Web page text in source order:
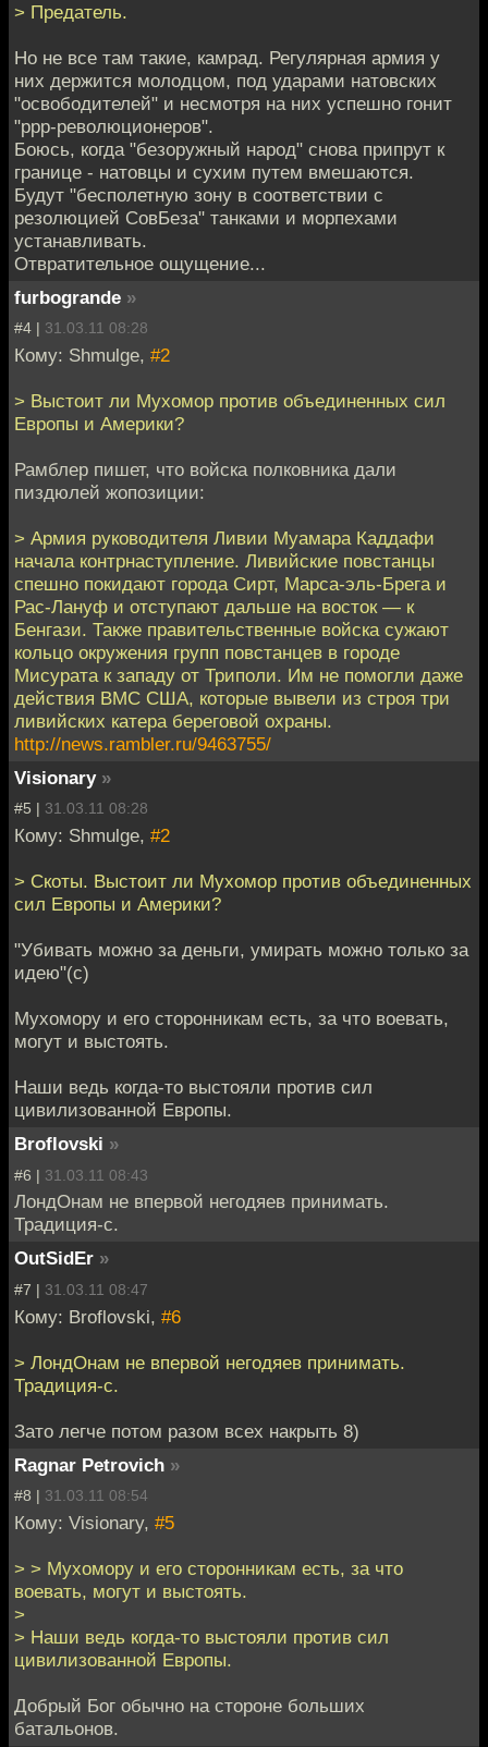
> Предатель.
Но не все там такие, камрад. Регулярная армия у
них держится молодцом, под ударами натовских
"освободителей" и несмотря на них успешно гонит
"ррр-революционеров".
Боюсь, когда "безоружный народ" снова припрут к
границе - натовцы и сухим путем вмешаются.
Будут "бесполетную зону в соответствии с
резолюцией СовБеза" танками и морпехами
устанавливать.
Отвратительное ощущение...
furbogrande »
#4 | 31.03.11 08:28
Кому: Shmulge, #2
> Выстоит ли Мухомор против объединенных сил
Европы и Америки?
Рамблер пишет, что войска полковника дали
пиздюлей жопозиции:
> Армия руководителя Ливии Муамара Каддафи
начала контрнаступление. Ливийские повстанцы
спешно покидают города Сирт, Марса-эль-Брега и
Рас-Лануф и отступают дальше на восток — к
Бенгази. Также правительственные войска сужают
кольцо окружения групп повстанцев в городе
Мисурата к западу от Триполи. Им не помогли даже
действия ВМС США, которые вывели из строя три
ливийских катера береговой охраны.
http://news.rambler.ru/9463755/
Visionary »
#5 | 31.03.11 08:28
Кому: Shmulge, #2
> Скоты. Выстоит ли Мухомор против объединенных
сил Европы и Америки?
"Убивать можно за деньги, умирать можно только за
идею"(с)
Мухомору и его сторонникам есть, за что воевать,
могут и выстоять.
Наши ведь когда-то выстояли против сил
цивилизованной Европы.
Broflovski »
#6 | 31.03.11 08:43
ЛондОнам не впервой негодяев принимать.
Традиция-с.
OutSidEr »
#7 | 31.03.11 08:47
Кому: Broflovski, #6
> ЛондОнам не впервой негодяев принимать.
Традиция-с.
Зато легче потом разом всех накрыть 8)
Ragnar Petrovich »
#8 | 31.03.11 08:54
Кому: Visionary, #5
> > Мухомору и его сторонникам есть, за что
воевать, могут и выстоять.
>
> Наши ведь когда-то выстояли против сил
цивилизованной Европы.
Добрый Бог обычно на стороне больших
батальонов.